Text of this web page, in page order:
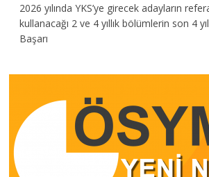
2026 yılında YKS’ye girecek adayların
kullanacağı 2 ve 4 yıllık bölümlerin son 4
Başarı